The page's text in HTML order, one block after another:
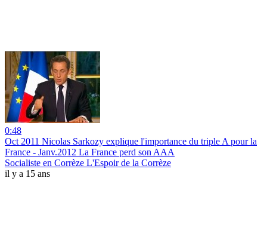
0:48
Oct 2011 Nicolas Sarkozy explique l'importance du triple A pour la
France - Janv.2012 La France perd son AAA
Socialiste en Corrèze L'Espoir de la Corrèze
il y a 15 ans